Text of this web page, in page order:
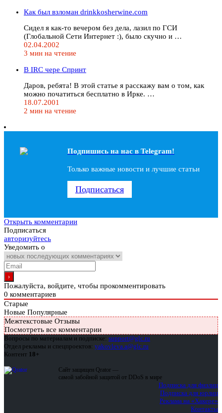
Как был взломан drinkkosherwine.com
Сидел я как-то вечером без дела, лазил по ГСИ
(Глобальной Сети Интернет :), было скучно и …
02.04.2002
3 мин на чтение
В IRC чере Спринт
Даров, ребята! В этой статье я расскажу вам о том, как
можно початиться бесплатно в Ирке. …
18.07.2001
2 мин на чтение
Подпишись на наc в Telegram!
Только важные новости и лучшие статьи
Подписаться
Открыть комментарии
Подписаться
авторизуйтесь
Уведомить о
Пожалуйста, войдите, чтобы прокомментировать
0 комментариев
Старые
Новые Популярные
Межтекстовые Отзывы
Посмотреть все комментарии
Вопросы по материалам и подписке: support@glc.ru
Отдел рекламы и спецпроектов: yakovleva.a@glc.ru
Контент 18+
Сайт защищен Qrator —
самой забойной защитой от DDoS в мире
Подписка для физлиц
Подписка для юрлиц
Реклама на «Хакере»
Контакты